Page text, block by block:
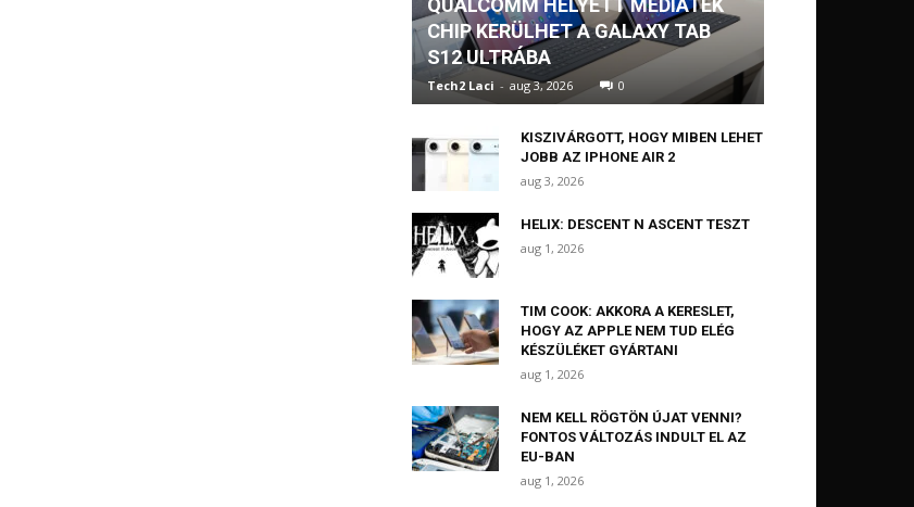
QUALCOMM HELYETT MEDIATEK
CHIP KERÜLHET A GALAXY TAB
S12 ULTRÁBA
Tech2 Laci - aug 3, 2026 0
KISZIVÁRGOTT, HOGY MIBEN LEHET
JOBB AZ IPHONE AIR 2
aug 3, 2026
HELIX: DESCENT N ASCENT TESZT
aug 1, 2026
TIM COOK: AKKORA A KERESLET,
HOGY AZ APPLE NEM TUD ELÉG
KÉSZÜLÉKET GYÁRTANI
aug 1, 2026
NEM KELL RÖGTÖN ÚJAT VENNI?
FONTOS VÁLTOZÁS INDULT EL AZ
EU-BAN
aug 1, 2026